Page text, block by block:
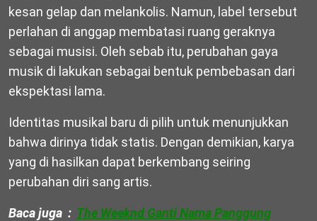
kesan gelap dan melankolis. Namun, label tersebut
perlahan di anggap membatasi ruang geraknya
sebagai musisi. Oleh sebab itu, perubahan gaya
musik di lakukan sebagai bentuk pembebasan dari
ekspektasi lama.
Identitas musikal baru di pilih untuk menunjukkan
bahwa dirinya tidak statis. Dengan demikian, karya
yang di hasilkan dapat berkembang seiring
perubahan diri sang artis.
Baca juga : The Weeknd Ganti Nama Panggung